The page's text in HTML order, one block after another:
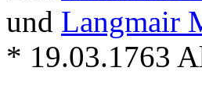
und Langmair
* 19.03.1763